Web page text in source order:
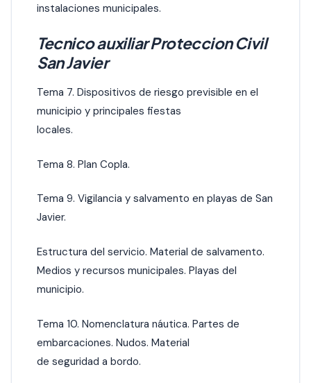
instalaciones municipales.
Tecnico auxiliar Proteccion Civil
San Javier
Tema 7. Dispositivos de riesgo previsible en el
municipio y principales fiestas
locales.
Tema 8. Plan Copla.
Tema 9. Vigilancia y salvamento en playas de San
Javier.
Estructura del servicio. Material de salvamento.
Medios y recursos municipales. Playas del
municipio.
Tema 10. Nomenclatura náutica. Partes de
embarcaciones. Nudos. Material
de seguridad a bordo.